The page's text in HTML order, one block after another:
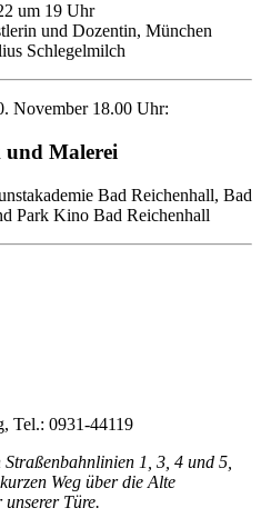
um 19 Uhr
und Dozentin, München
Schlegelmilch
November 18.00 Uhr:
und Malerei
Bad Reichenhall, Bad
Park Kino Bad Reichenhall
Tel.: 0931-44119
1, 3, 4 und 5,
Weg über die Alte
unserer Türe.